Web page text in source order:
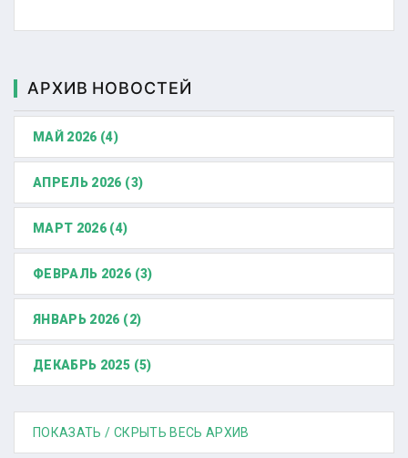
АРХИВ НОВОСТЕЙ
МАЙ 2026 (4)
АПРЕЛЬ 2026 (3)
МАРТ 2026 (4)
ФЕВРАЛЬ 2026 (3)
ЯНВАРЬ 2026 (2)
ДЕКАБРЬ 2025 (5)
ПОКАЗАТЬ / СКРЫТЬ ВЕСЬ АРХИВ